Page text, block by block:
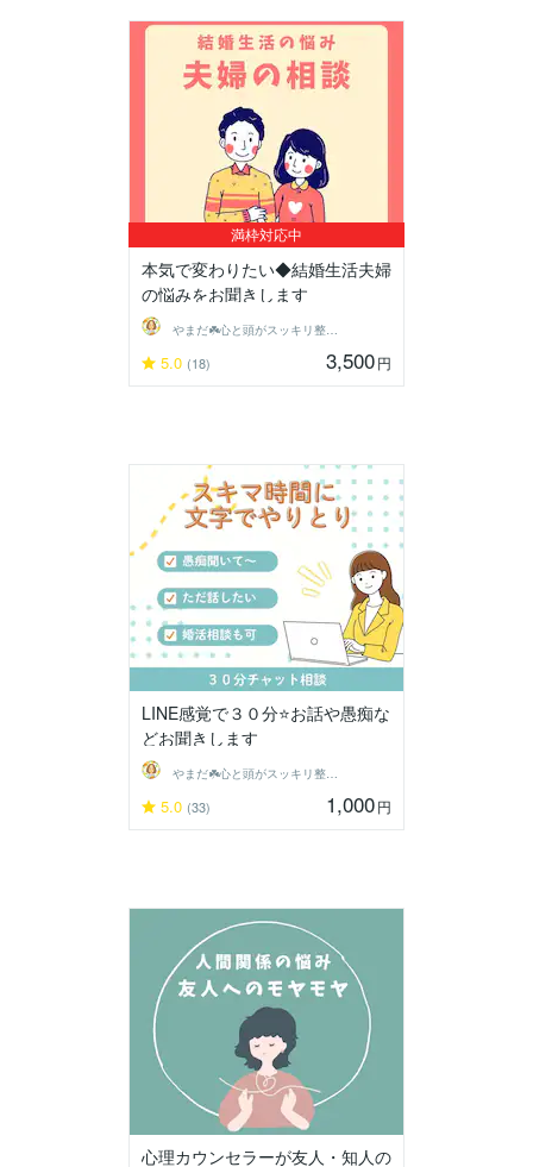
満枠対応中
本気で変わりたい◆結婚生活夫婦
の悩みをお聞きします
やまだ☘️心と頭がスッキリ整うサロン
5.0 (18) 3,500円
LINE感覚で３０分⭐️お話や愚痴な
どお聞きします
やまだ☘️心と頭がスッキリ整うサロン
5.0 (33) 1,000円
心理カウンセラーが友人・知人の